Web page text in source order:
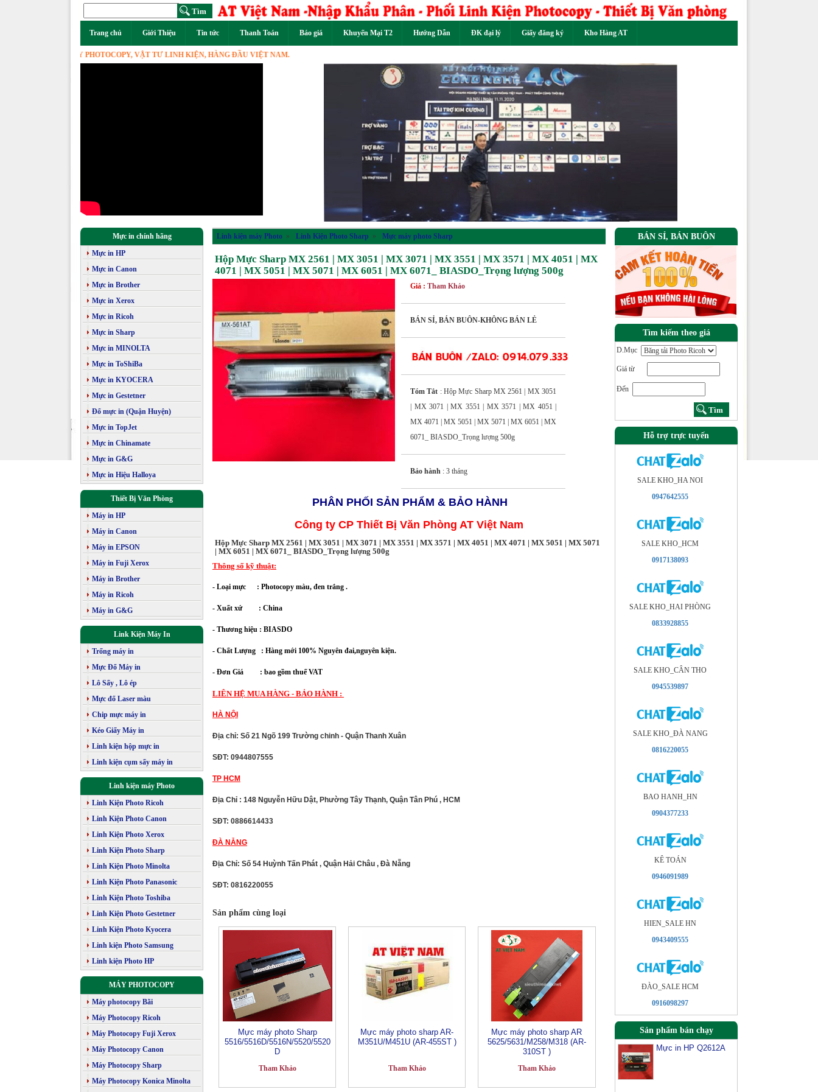
Trang chủ Giới Thiệu Tin tức Thanh Toán Báo giá Khuyến Mại T2 Hướng Dẫn ĐK đại lý Giấy đăng ký Kho Hàng AT
PHỐI MÁY PHOTOCOPY, VẬT TƯ LINH KIỆN, HÀNG ĐẦU VIỆT NAM.
Mực in chính hãng
Mực in HP
Mực in Canon
Mực in Brother
Mực in Xerox
Mực in Ricoh
Mực in Sharp
Mực in MINOLTA
Mực in ToShiBa
Mực in KYOCERA
Mực in Gestetner
Đổ mực in (Quận Huyện)
Mực in TopJet
Mực in Chinamate
Mực in G&G
Mực in Hiệu Halloya
Thiết Bị Văn Phòng
Máy in HP
Máy in Canon
Máy in EPSON
Máy in Fuji Xerox
Máy in Brother
Máy in Ricoh
Máy in G&G
Link Kiện Máy In
Trống máy in
Mực Đổ Máy in
Lô Sấy , Lô ép
Mực đổ Laser màu
Chip mực máy in
Kéo Giấy Máy in
Linh kiện hộp mực in
Linh kiện cụm sấy máy in
Linh kiện máy Photo
Linh Kiện Photo Ricoh
Linh Kiện Photo Canon
Linh Kiện Photo Xerox
Linh Kiện Photo Sharp
Linh Kiện Photo Minolta
Linh Kiện Photo Panasonic
Linh Kiện Photo Toshiba
Linh Kiện Photo Gestetner
Linh Kiện Photo Kyocera
Linh kiện Photo Samsung
Linh kiện Photo HP
MÁY PHOTOCOPY
Máy photocopy Bãi
Máy Photocopy Ricoh
Máy Photocopy Fuji Xerox
Máy Photocopy Canon
Máy Photocopy Sharp
Máy Photocopy Konica Minolta
Linh kiện máy Photo » Linh Kiện Photo Sharp » Mực máy photo Sharp
Hộp Mực Sharp MX 2561 | MX 3051 | MX 3071 | MX 3551 | MX 3571 | MX 4051 | MX
4071 | MX 5051 | MX 5071 | MX 6051 | MX 6071_ BIASDO_Trọng lượng 500g
Giá : Tham Khảo
BÁN SỈ, BÁN BUÔN-KHÔNG BÁN LẺ
Tóm Tắt : Hộp Mực Sharp MX 2561 | MX 3051
| MX 3071 | MX 3551 | MX 3571 | MX 4051 |
MX 4071 | MX 5051 | MX 5071 | MX 6051 | MX
6071_ BIASDO_Trọng lượng 500g
Bảo hành : 3 tháng
PHÂN PHỐI SẢN PHẨM & BẢO HÀNH
Công ty CP Thiết Bị Văn Phòng AT Việt Nam
Hộp Mực Sharp MX 2561 | MX 3051 | MX 3071 | MX 3551 | MX 3571 | MX 4051 | MX 4071 | MX 5051 | MX 5071
| MX 6051 | MX 6071_ BIASDO_Trọng lượng 500g
Thông số kỹ thuật:
- Loại mực : Photocopy màu, đen trắng .
- Xuất xứ : China
- Thương hiệu : BIASDO
- Chất Lượng : Hàng mới 100% Nguyên đai,nguyên kiện.
- Đơn Giá : bao gồm thuế VAT
LIÊN HỆ MUA HÀNG - BẢO HÀNH :
HÀ NỘI
Địa chỉ: Số 21 Ngõ 199 Trường chinh - Quận Thanh Xuân
SĐT: 0944807555
TP HCM
Địa Chỉ : 148 Nguyễn Hữu Dật, Phường Tây Thạnh, Quận Tân Phú , HCM
SĐT: 0886614433
ĐÀ NẴNG
Địa Chỉ: Số 54 Huỳnh Tấn Phát , Quận Hải Châu , Đà Nẵng
SĐT: 0816220055
Sản phẩm cùng loại
Mực máy photo Sharp
5516/5516D/5516N/5520/5520
D
Tham Khảo
Mực máy photo sharp AR-
M351U/M451U (AR-455ST )
Tham Khảo
Mực máy photo sharp AR
5625/5631/M258/M318 (AR-
310ST )
Tham Khảo
BÁN SỈ, BÁN BUÔN
Tìm kiếm theo giá
D.Mục
Giá từ
Đến
Hỗ trợ trực tuyến
SALE KHO_HA NOI
0947642555
SALE KHO_HCM
0917138093
SALE KHO_HAI PHÒNG
0833928855
SALE KHO_CÂN THO
0945539897
SALE KHO_ÐÀ NANG
0816220055
BAO HANH_HN
0904377233
KÊ TOÁN
0946091989
HIEN_SALE HN
0943409555
ÐÀO_SALE HCM
0916098297
Sản phẩm bán chạy
Mực in HP Q2612A